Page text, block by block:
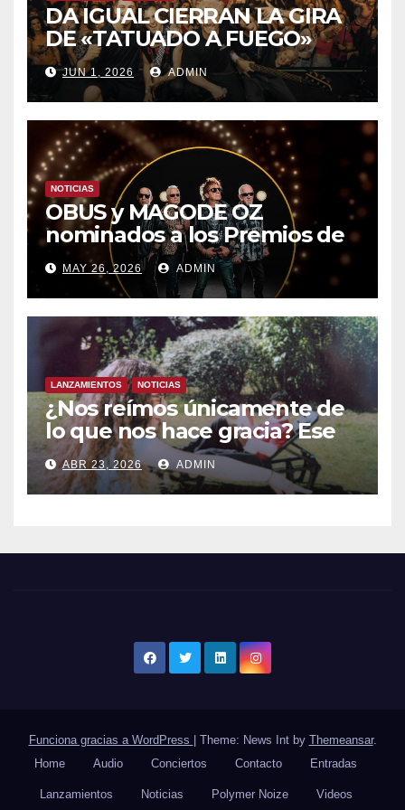
DA IGUAL CIERRAN LA GIRA
DE «TATUADO A FUEGO»
CON UN LLENO EN LA SALA
DEL MOVISTAR ARENA DE
MADRID
JUN 1, 2026 ADMIN
NOTICIAS
OBUS y MAGODE OZ
nominados a los Premios de
la Academia de la Música de
España- Esta noche en La 2
MAY 26, 2026 ADMIN
LANZAMIENTOS NOTICIAS
¿Nos reímos únicamente de
lo que nos hace gracia? Ese
chiste ya me lo has contado,
el nuevo single de JUAN
ANSELMO
ABR 23, 2026 ADMIN
Funciona gracias a WordPress Theme: News Int by Themeansar.
Home
Audio Conciertos Contacto Entradas
Lanzamientos Noticias Polymer Noize Videos